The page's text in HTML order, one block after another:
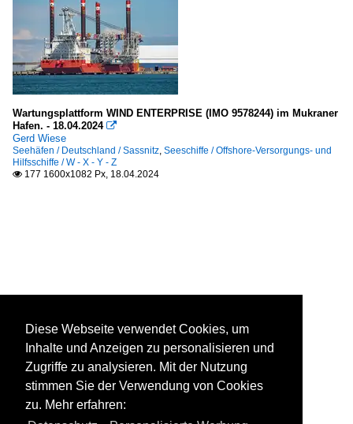
Wartungsplattform WIND ENTERPRISE (IMO 9578244) im Mukraner
Hafen. - 18.04.2024 
Gerd Wiese
Seehäfen / Deutschland / Sassnitz, Seeschiffe / Offshore-Versorgungs- und
Hilfsschiffe / W - X - Y - Z
 177 1600x1082 Px, 18.04.2024
Diese Webseite verwendet Cookies, um
Inhalte und Anzeigen zu personalisieren und
Zugriffe zu analysieren. Mit der Nutzung
stimmen Sie der Verwendung von Cookies
zu. Mehr erfahren: